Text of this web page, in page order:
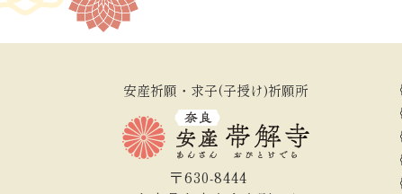
安産祈願・求子(子授け)祈願所
〒630-8444